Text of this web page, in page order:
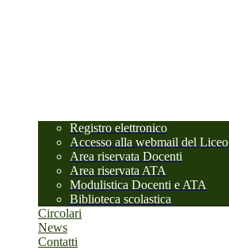
Registro elettronico
Accesso alla webmail del Liceo
Area riservata Docenti
Area riservata ATA
Modulistica Docenti e ATA
Biblioteca scolastica
Circolari
News
Contatti